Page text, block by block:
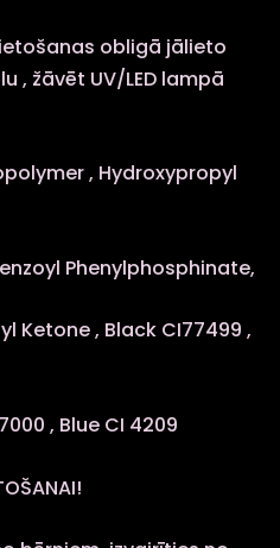
obligā jālieto
, žāvēt UV/LED lampā
, Hydroxypropyl
Phenylphosphinate,
Ketone , Black CI77499 ,
, Blue CI 4209